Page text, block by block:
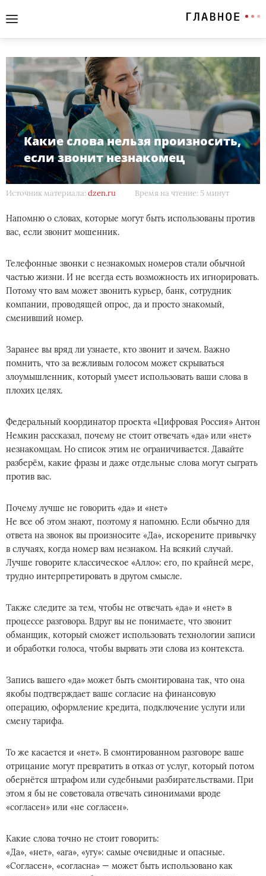
Какие слова нельзя произносить,
если звонит незнакомец
Источник материала: dzen.ru Время на чтение: 5 минут
Напомню о словах, которые могут быть использованы против
вас, если звонит мошенник.
Телефонные звонки с незнакомых номеров стали обычной
частью жизни. И не всегда есть возможность их игнорировать.
Потому что вам может звонить курьер, банк, сотрудник
компании, проводящей опрос, да и просто знакомый,
сменивший номер.
Заранее вы вряд ли узнаете, кто звонит и зачем. Важно
помнить, что за вежливым голосом может скрываться
злоумышленник, который умеет использовать ваши слова в
плохих целях.
Федеральный координатор проекта «Цифровая Россия» Антон
Немкин рассказал, почему не стоит отвечать «да» или «нет»
незнакомцам. Но список этим не ограничивается. Давайте
разберём, какие фразы и даже отдельные слова могут сыграть
против вас.
Почему лучше не говорить «да» и «нет»
Не все об этом знают, поэтому я напомню. Если обычно для
ответа на звонок вы произносите «Да», искорените привычку
в случаях, когда номер вам незнаком. На всякий случай.
Лучше говорите классическое «Алло»: его, по крайней мере,
трудно интерпретировать в другом смысле.
Также следите за тем, чтобы не отвечать «да» и «нет» в
процессе разговора. Вдруг вы не понимаете, что звонит
обманщик, который сможет использовать технологии записи
и обработки голоса, чтобы вырвать эти слова из контекста.
Запись вашего «да» может быть смонтирована так, что она
якобы подтверждает ваше согласие на финансовую
операцию, оформление кредита, подключение услуги или
смену тарифа.
То же касается и «нет». В смонтированном разговоре ваше
отрицание могут превратить в отказ от услуг, который потом
обернётся штрафом или судебными разбирательствами. При
этом я бы не советовала отвечать синонимами вроде
«согласен» или «не согласен».
Какие слова точно не стоит говорить:
«Да», «нет», «ага», «угу»: самые очевидные и опасные.
«Согласен», «согласна» — может быть использовано как